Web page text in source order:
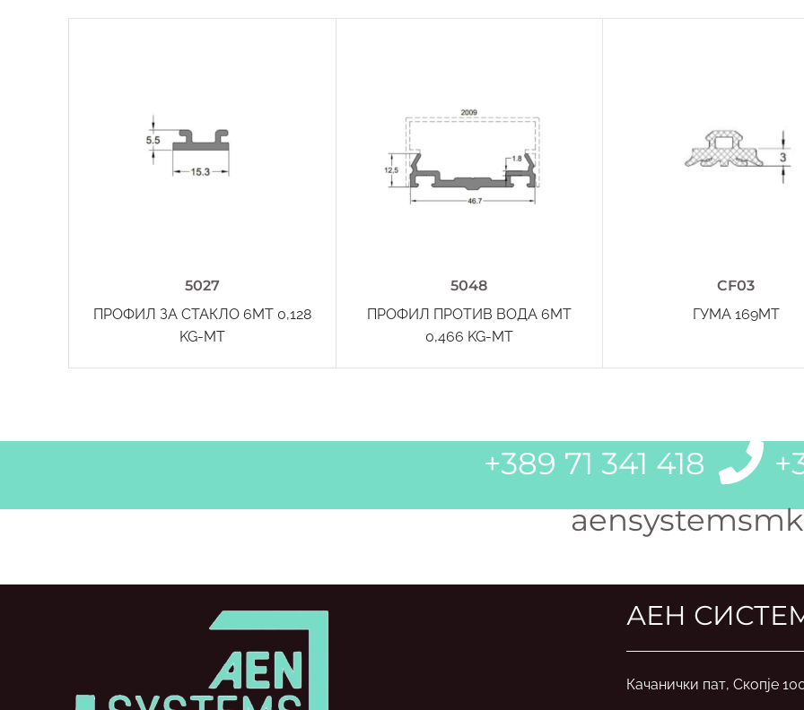
5027
ПРОФИЛ ЗА СТАКЛО 6MT 0,128
KG-MT
5048
ПРОФИЛ ПРОТИВ ВОДА 6MT
0,466 KG-MT
CF03
ГУМА 169MT
+389 71 341 418
АЕН
Качанички пат, Скопје